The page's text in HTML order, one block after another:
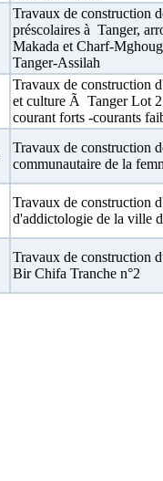
Travaux de construction
préscolaires à Tanger,
Makada et Charf-
Tanger-Assilah
Travaux de construction
et culture Ã Tanger Lot
courant forts -courants
Travaux de construction
communautaire de la
Travaux de construction
d'addictologie de la ville
Travaux de construction
Bir Chifa Tranche n°2